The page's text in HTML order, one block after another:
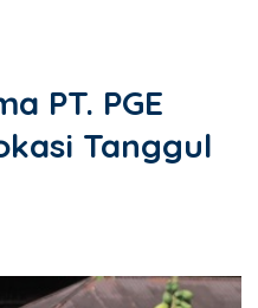
PT. PGE
Tanggul